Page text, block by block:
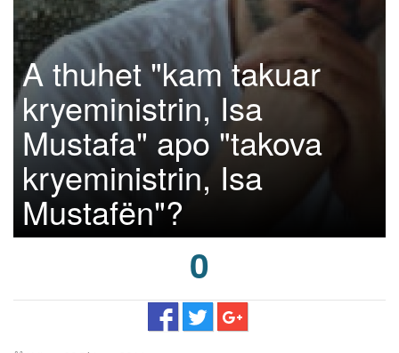
A thuhet "kam takuar
kryeministrin, Isa
Mustafa" apo "takova
kryeministrin, Isa
Mustafën"?
0